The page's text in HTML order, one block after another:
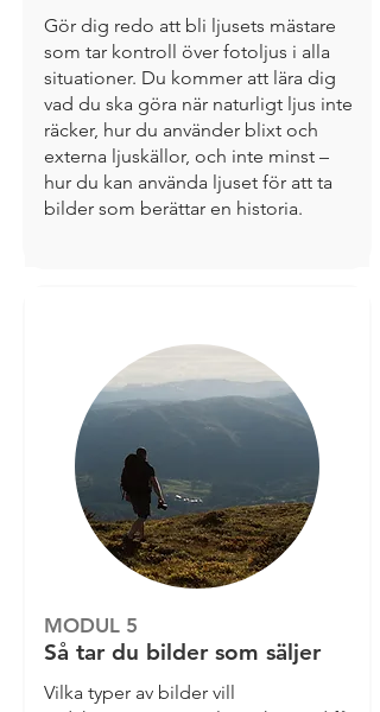
Gör dig redo att bli ljusets mästare
som tar kontroll över fotoljus i alla
situationer. Du kommer att lära dig
vad du ska göra när naturligt ljus inte
räcker, hur du använder blixt och
externa ljuskällor, och inte minst –
hur du kan använda ljuset för att ta
bilder som berättar en historia.
MODUL 5
Så tar du bilder som säljer
Vilka typer av bilder vill